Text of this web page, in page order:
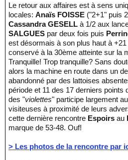
Le retour aux affaires est à sens unique: 14-0 en faveur des
locales: Anaïs FOISSE ("2+1" puis
Cassandra GESELL à 1/2 aux
SALGUES par deux fois puis
est désormais à son plus haut à
conservé à la 30ème atteinte sur la
Tranquille! Trop tranquille? Sans
alors la machine en route dans un
abandonné par des lattoises
période et 11 des 17 derniers points
des "violettes" participe largement
visiteuses à proximité de leurs
cette dernière rencontre Espoirs au
marque de 53-48. Ouf!
> Les photos de la rencontre par